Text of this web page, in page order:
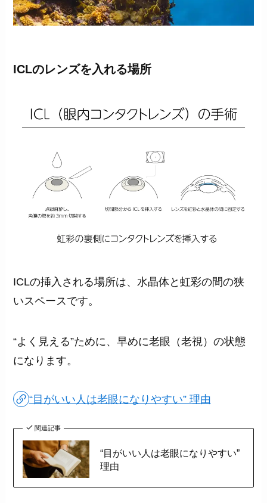
ICLのレンズを入れる場所
ICLの挿入される場所は、水晶体と虹彩の間の狭
いスペースです。
“よく見える”ために、早めに老眼（老視）の状態
になります。
“目がいい人は老眼になりやすい” 理由
関連記事
“目がいい人は老眼になりやすい”
理由